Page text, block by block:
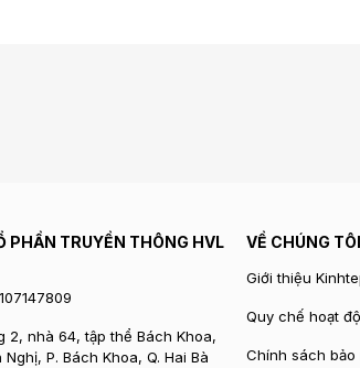
PHẦN TRUYỀN THÔNG HVL
2, nhà 64, tập thể Bách Khoa,
P. Bách Khoa, Q. Hai Bà
VỀ CHÚNG TÔI
Giới thiệu
Quy chế hoạt
Chính sách bảo